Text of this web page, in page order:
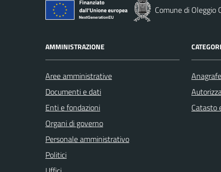
Comune di Oleggio
AMMINISTRAZIONE
Aree amministrative
Documenti e dati
Enti e fondazioni
Organi di governo
Personale amministrativo
Politici
Catasto